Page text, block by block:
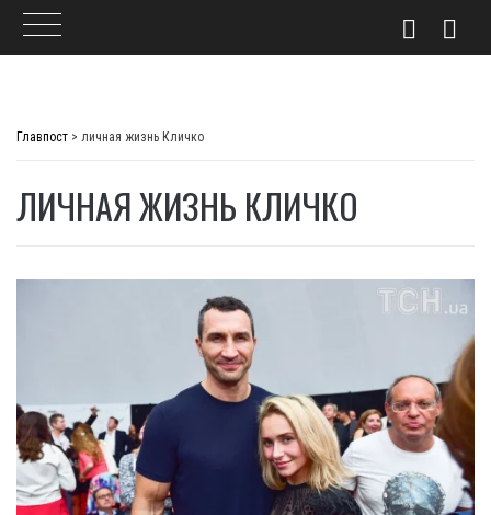
Главпост > личная жизнь Кличко
ЛИЧНАЯ ЖИЗНЬ КЛИЧКО